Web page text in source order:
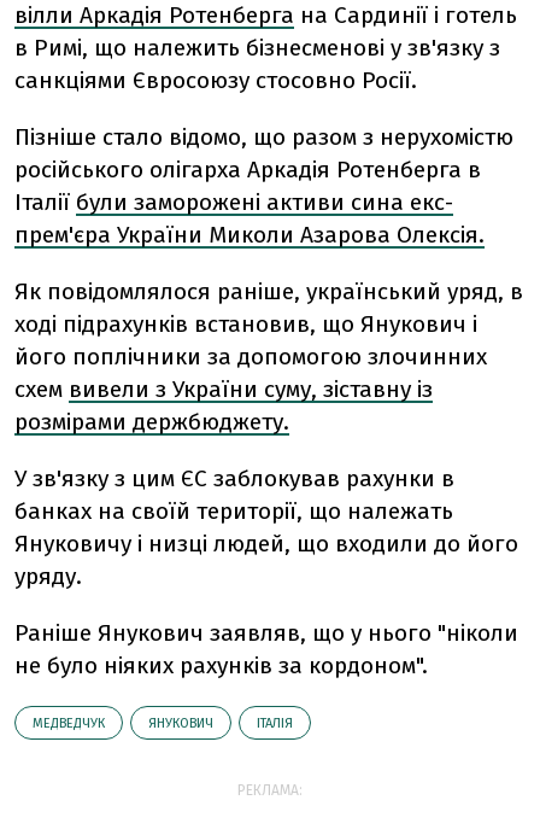
вілли Аркадія Ротенберга на Сардинії і готель
в Римі, що належить бізнесменові у зв'язку з
санкціями Євросоюзу стосовно Росії.
Пізніше стало відомо, що разом з нерухомістю
російського олігарха Аркадія Ротенберга в
Італії були заморожені активи сина екс-
прем'єра України Миколи Азарова Олексія.
Як повідомлялося раніше, український уряд, в
ході підрахунків встановив, що Янукович і
його поплічники за допомогою злочинних
схем вивели з України суму, зіставну із
розмірами держбюджету.
У зв'язку з цим ЄС заблокував рахунки в
банках на своїй території, що належать
Януковичу і низці людей, що входили до його
уряду.
Раніше Янукович заявляв, що у нього "ніколи
не було ніяких рахунків за кордоном".
МЕДВЕДЧУК ЯНУКОВИЧ ІТАЛІЯ
РЕКЛАМА: